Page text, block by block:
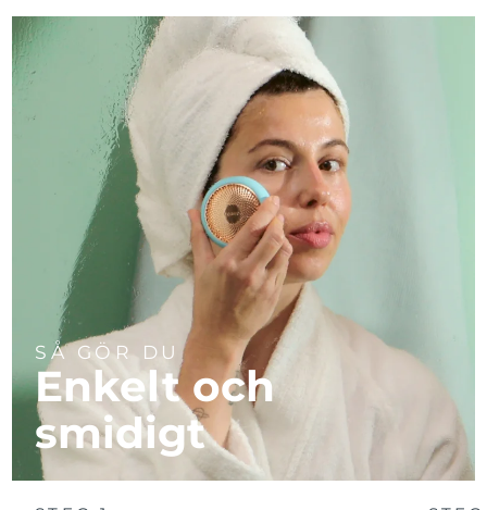
SÅ GÖR DU
Enkelt och
smidigt